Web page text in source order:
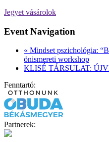
Jegyet vásárolok
Event Navigation
« Mindset pszichológia:
önismereti workshop
KLISÉ TÁRSULAT:
Fenntartó:
Partnerek: